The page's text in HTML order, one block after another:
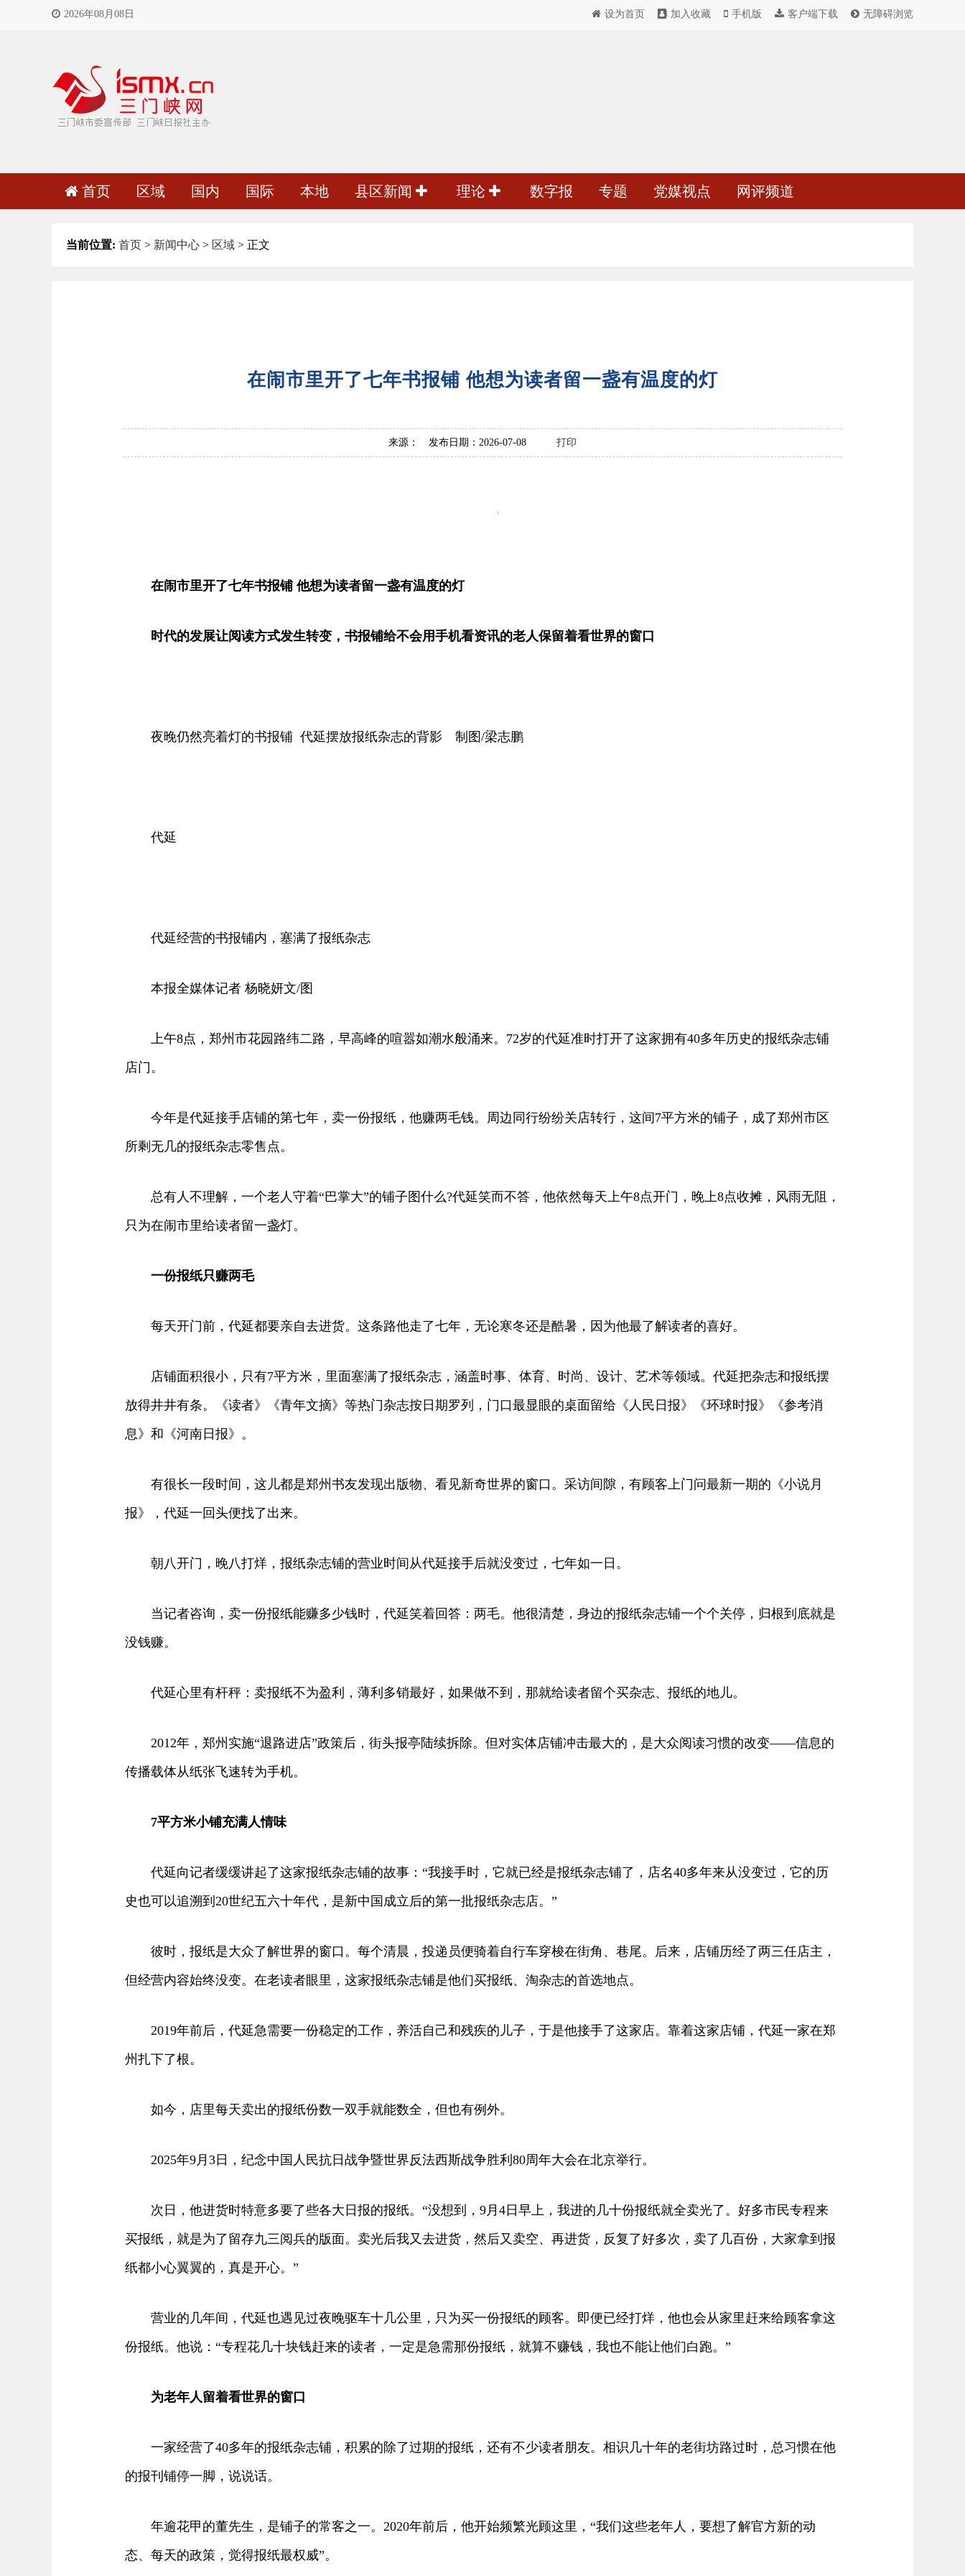
2026年08月08日 设为首页 加入收藏 手机版 客户端下载 无障碍浏览
首页 区域 国内 国际 本地 县区新闻 理论 数字报 专题 党媒视点 网评频道
当前位置: 首页 > 新闻中心 > 区域 > 正文
在闹市里开了七年书报铺 他想为读者留一盏有温度的灯
来源： 发布日期：2026-07-08 打印
在闹市里开了七年书报铺 他想为读者留一盏有温度的灯
时代的发展让阅读方式发生转变，书报铺给不会用手机看资讯的老人保留着看世界的窗口
夜晚仍然亮着灯的书报铺 代延摆放报纸杂志的背影 制图/梁志鹏
代延
代延经营的书报铺内，塞满了报纸杂志
本报全媒体记者 杨晓妍文/图
上午8点，郑州市花园路纬二路，早高峰的喧嚣如潮水般涌来。72岁的代延准时打开了这家拥有40多年历史的报纸杂志铺
店门。
今年是代延接手店铺的第七年，卖一份报纸，他赚两毛钱。周边同行纷纷关店转行，这间7平方米的铺子，成了郑州市区
所剩无几的报纸杂志零售点。
总有人不理解，一个老人守着“巴掌大”的铺子图什么?代延笑而不答，他依然每天上午8点开门，晚上8点收摊，风雨无阻，
只为在闹市里给读者留一盏灯。
一份报纸只赚两毛
每天开门前，代延都要亲自去进货。这条路他走了七年，无论寒冬还是酷暑，因为他最了解读者的喜好。
店铺面积很小，只有7平方米，里面塞满了报纸杂志，涵盖时事、体育、时尚、设计、艺术等领域。代延把杂志和报纸摆
放得井井有条。《读者》《青年文摘》等热门杂志按日期罗列，门口最显眼的桌面留给《人民日报》《环球时报》《参考消
息》和《河南日报》。
有很长一段时间，这儿都是郑州书友发现出版物、看见新奇世界的窗口。采访间隙，有顾客上门问最新一期的《小说月
报》，代延一回头便找了出来。
朝八开门，晚八打烊，报纸杂志铺的营业时间从代延接手后就没变过，七年如一日。
当记者咨询，卖一份报纸能赚多少钱时，代延笑着回答：两毛。他很清楚，身边的报纸杂志铺一个个关停，归根到底就是
没钱赚。
代延心里有杆秤：卖报纸不为盈利，薄利多销最好，如果做不到，那就给读者留个买杂志、报纸的地儿。
2012年，郑州实施“退路进店”政策后，街头报亭陆续拆除。但对实体店铺冲击最大的，是大众阅读习惯的改变——信息的
传播载体从纸张飞速转为手机。
7平方米小铺充满人情味
代延向记者缓缓讲起了这家报纸杂志铺的故事：“我接手时，它就已经是报纸杂志铺了，店名40多年来从没变过，它的历
史也可以追溯到20世纪五六十年代，是新中国成立后的第一批报纸杂志店。”
彼时，报纸是大众了解世界的窗口。每个清晨，投递员便骑着自行车穿梭在街角、巷尾。后来，店铺历经了两三任店主，
但经营内容始终没变。在老读者眼里，这家报纸杂志铺是他们买报纸、淘杂志的首选地点。
2019年前后，代延急需要一份稳定的工作，养活自己和残疾的儿子，于是他接手了这家店。靠着这家店铺，代延一家在郑
州扎下了根。
如今，店里每天卖出的报纸份数一双手就能数全，但也有例外。
2025年9月3日，纪念中国人民抗日战争暨世界反法西斯战争胜利80周年大会在北京举行。
次日，他进货时特意多要了些各大日报的报纸。“没想到，9月4日早上，我进的几十份报纸就全卖光了。好多市民专程来
买报纸，就是为了留存九三阅兵的版面。卖光后我又去进货，然后又卖空、再进货，反复了好多次，卖了几百份，大家拿到报
纸都小心翼翼的，真是开心。”
营业的几年间，代延也遇见过夜晚驱车十几公里，只为买一份报纸的顾客。即便已经打烊，他也会从家里赶来给顾客拿这
份报纸。他说：“专程花几十块钱赶来的读者，一定是急需那份报纸，就算不赚钱，我也不能让他们白跑。”
为老年人留着看世界的窗口
一家经营了40多年的报纸杂志铺，积累的除了过期的报纸，还有不少读者朋友。相识几十年的老街坊路过时，总习惯在他
的报刊铺停一脚，说说话。
年逾花甲的董先生，是铺子的常客之一。2020年前后，他开始频繁光顾这里，“我们这些老年人，要想了解官方新的动
态、每天的政策，觉得报纸最权威”。